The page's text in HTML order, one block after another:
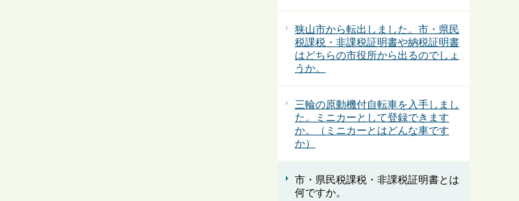
狭山市から転出しました。市・県民
税課税・非課税証明書や納税証明書
はどちらの市役所から出るのでしょ
うか。
三輪の原動機付自転車を入手しまし
た。ミニカーとして登録できます
か。（ミニカーとはどんな車です
か）
市・県民税課税・非課税証明書とは
何ですか。